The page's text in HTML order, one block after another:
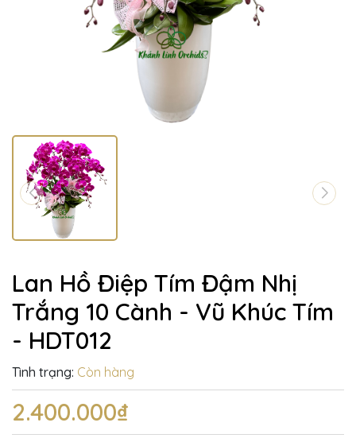
Lan Hồ Điệp Tím Đậm Nhị
Trắng 10 Cành - Vũ Khúc Tím
- HDT012
Tình trạng: Còn hàng
2.400.000₫